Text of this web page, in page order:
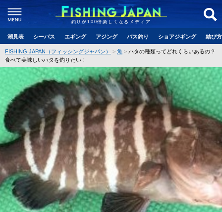
釣りが100倍楽しくなるメディア
潮見表 シーバス エギング アジング バス釣り ショアジギング 結び
FISHING JAPAN（フィッシングジャパン） 魚
ハタの種類ってどれくらいあるの？
食べて美味しいハタを釣りたい！